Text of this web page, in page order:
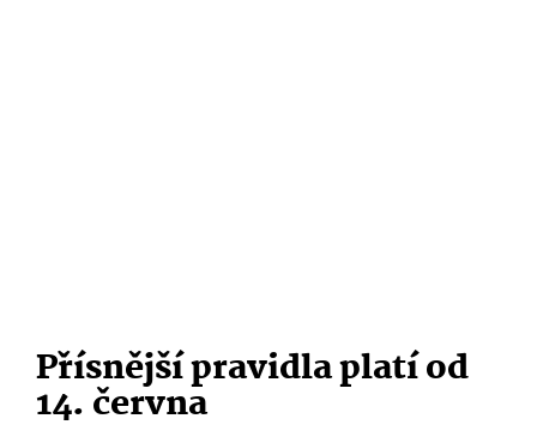
Přísnější pravidla platí od
14. června